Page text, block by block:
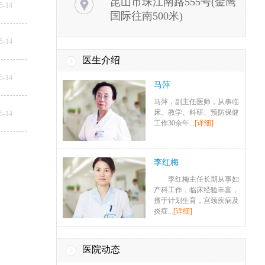
14
14
14
14
国际往南500米)
医生介绍
马萍
马萍，副主任医师，从事临
床、教学、科研、预防保健
工作30余年...[详细]
李红梅
李红梅主任长期从事妇
产科工作，临床经验丰富，
擅于计划生育，宫颈疾病及
炎症...[详细]
医院动态